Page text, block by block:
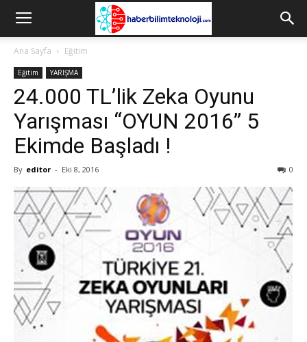
Ana Sayfa Eğitim
Eğitim YARIŞMA
24.000 TL’lik Zeka Oyunu
Yarışması “OYUN 2016” 5
Ekimde Başladı !
By editor - Eki 8, 2016 0